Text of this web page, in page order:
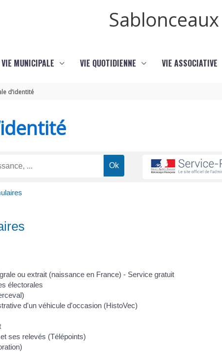
Sablonceaux
VIE MUNICIPALE VIE QUOTIDIENNE VIE ASSOCIATIVE
d’identité
ou extrait (naissance en France) - Service gratuit
électorales
d'un véhicule d'occasion (HistoVec)
ses relevés (Télépoints)